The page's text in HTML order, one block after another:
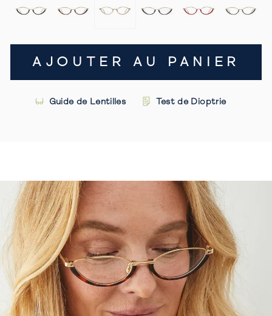
AJOUTER AU PANIER
Guide de Lentilles Test de Dioptrie